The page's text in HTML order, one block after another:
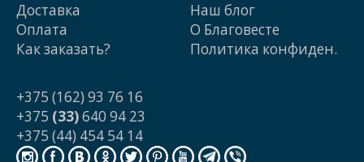
Доставка
Оплата
Как заказать?
Наш блог
О Благовесте
Политика конфиден.
+375 (162) 93 76 16
+375 (33)640 94 23
+375 (44) 454 54 14